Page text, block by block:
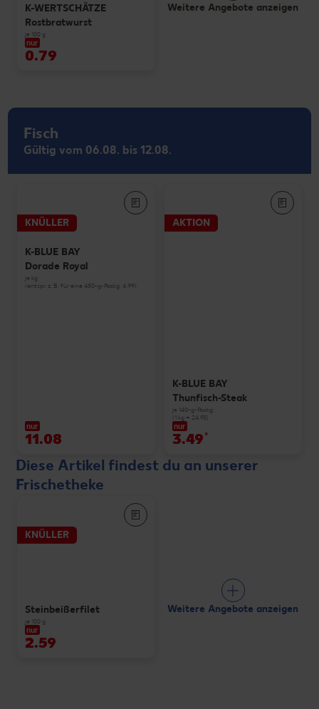
K-WERTSCHÄTZE
Rostbratwurst
je 100 g
nur
0.79
Weitere Angebote anzeigen
Fisch
Gültig vom 06.08. bis 12.08.
KNÜLLER
K-BLUE BAY
Dorade Royal
je kg
(entspr. z. B. für eine 450-g-Packg. 4.99)
nur
11.08
AKTION
K-BLUE BAY
Thunfisch-Steak
je 140-g-Packg.
(1 kg = 24.93)
nur
3.49*
Diese Artikel findest du an unserer
Frischetheke
KNÜLLER
Steinbeißerfilet
je 100 g
nur
2.59
Weitere Angebote anzeigen